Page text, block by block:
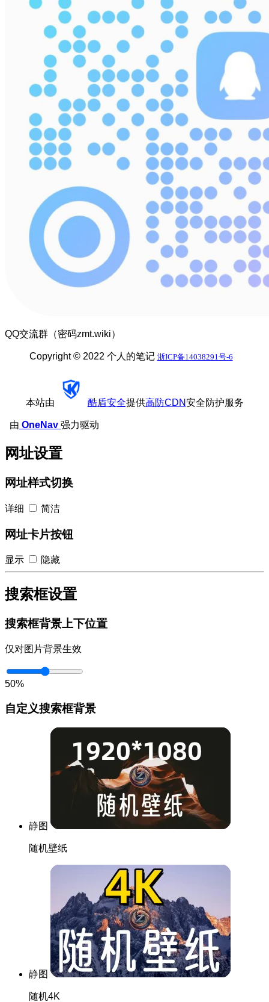
QQ交流群（密码zmt.wiki）
Copyright © 2022 个人的笔记 浙ICP备14038291号-6
本站由 酷盾安全提供高防CDN安全防护服务
由 OneNav 强力驱动
网址设置
网址样式切换
详细 简洁
网址卡片按钮
显示 隐藏
搜索框设置
搜索框背景上下位置
仅对图片背景生效
50%
自定义搜索框背景
静图
随机壁纸
静图
随机4K